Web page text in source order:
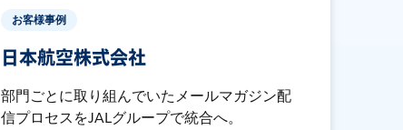
お客様事例
日本航空株式会社
部門ごとに取り組んでいたメールマガジン配
信プロセスをJALグループで統合へ。